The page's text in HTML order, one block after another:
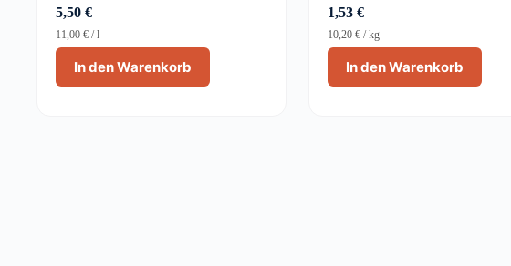
5,50 €
In den Warenkorb
11,00 € /l
1,53€
In den Warenkorb
10,20€ /kg